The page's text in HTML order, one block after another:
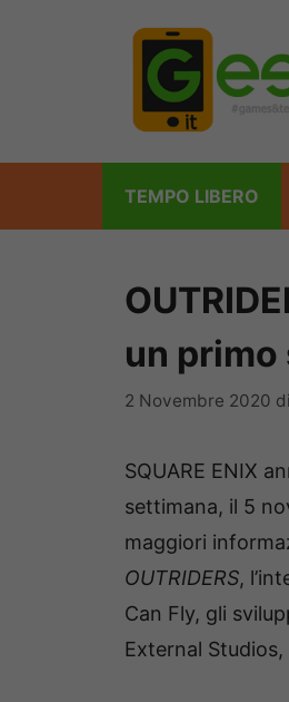
TEMPO LIBERO
un
2 Novembre 2020 di
SQUARE ENIX
settimana, il 5
maggiori
OUTRIDERS,
Can Fly, gli
External